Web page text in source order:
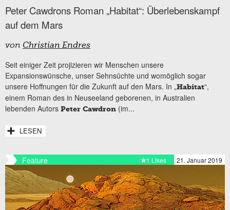
Peter Cawdrons Roman „Habitat“: Überlebenskampf
auf dem Mars
von Christian Endres
Seit einiger Zeit projizieren wir Menschen unsere
Expansionswünsche, unser Sehnsüchte und womöglich sogar
unsere Hoffnungen für die Zukunft auf den Mars. In „Habitat“,
einem Roman des in Neuseeland geborenen, in Australien
lebenden Autors Peter Cawdron (im...
LESEN
Feature 21. Januar 2019
1 Likes